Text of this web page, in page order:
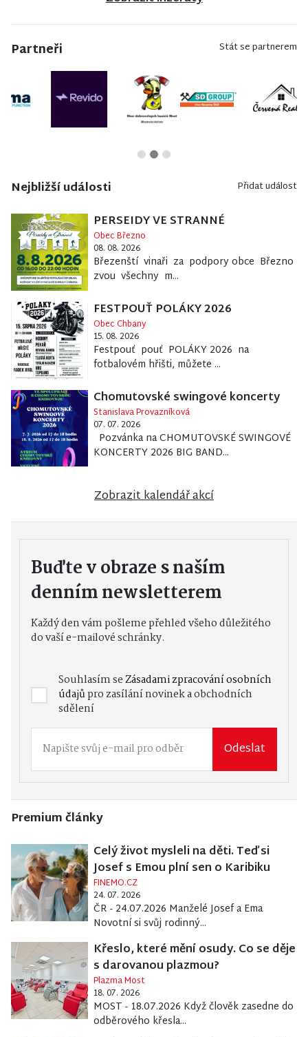
Partneři Stát se partnerem
Nejbližší události Přidat událost
PERSEIDY VE STRANNÉ
Obec Březno
08. 08. 2026
Březenští vinaři za podpory obce Březno
zvou všechny m...
FESTPOUŤ POLÁKY 2026
Obec Chbany
15. 08. 2026
Festpouť pouť POLÁKY 2026 na
fotbalovém hřišti, můžete ...
Chomutovské swingové koncerty
Stanislava Provazníková
07. 07. 2026
Pozvánka na CHOMUTOVSKÉ SWINGOVÉ
KONCERTY 2026 BIG BAND...
Zobrazit kalendář akcí
Buďte v obraze s naším
denním newsletterem
Každý den vám pošleme přehled všeho důležitého
do vaší e-mailové schránky.
Souhlasím seZásadami zpracování osobních
údajůpro zasílání novinek a obchodních
sdělení
Odeslat
Premium články
Celý život mysleli na děti. Teď si
Josef s Emou plní sen o Karibiku
FINEMO.CZ
24. 07. 2026
ČR - 24.07.2026 Manželé Josef a Ema
Novotní si svůj rodinný...
Křeslo, které mění osudy. Co se děje
s darovanou plazmou?
Plazma Most
18. 07. 2026
MOST - 18.07.2026 Když člověk zasedne do
odběrového křesla...